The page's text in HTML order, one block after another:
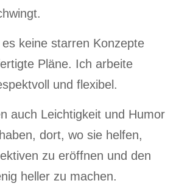
keine starren Konzepte
Pläne. Ich arbeite
und flexibel.
auch Leichtigkeit und Humor
dort, wo sie helfen,
zu eröffnen und den
heller zu machen.